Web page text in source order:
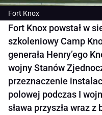
Fort Knox
Fort Knox powstał w
szkoleniowy Camp
generała Henry’ego
wojny Stanów
przeznaczenie
polowej podczas I
sława przyszła wraz